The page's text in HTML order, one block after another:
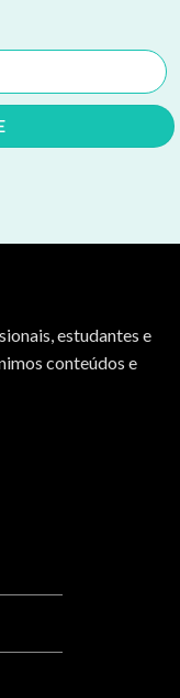
estudantes e
conteúdos e